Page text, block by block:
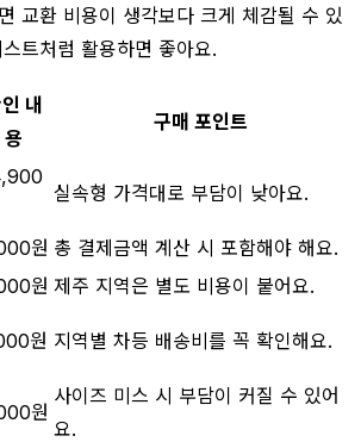
교환 비용이 생각보다 크게 체감될 수 있
트처럼 활용하면 좋아요.
내
용
구매 포인트
실속형 가격대로 부담이 낮아요.
원 총 결제금액 계산 시 포함해야 해요.
원 제주 지역은 별도 비용이 붙어요.
원 지역별 차등 배송비를 꼭 확인해요.
원
사이즈 미스 시 부담이 커질 수 있어
요.